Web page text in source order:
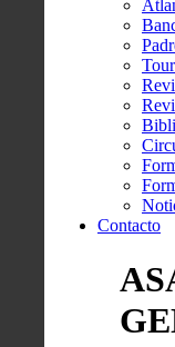
Contacto